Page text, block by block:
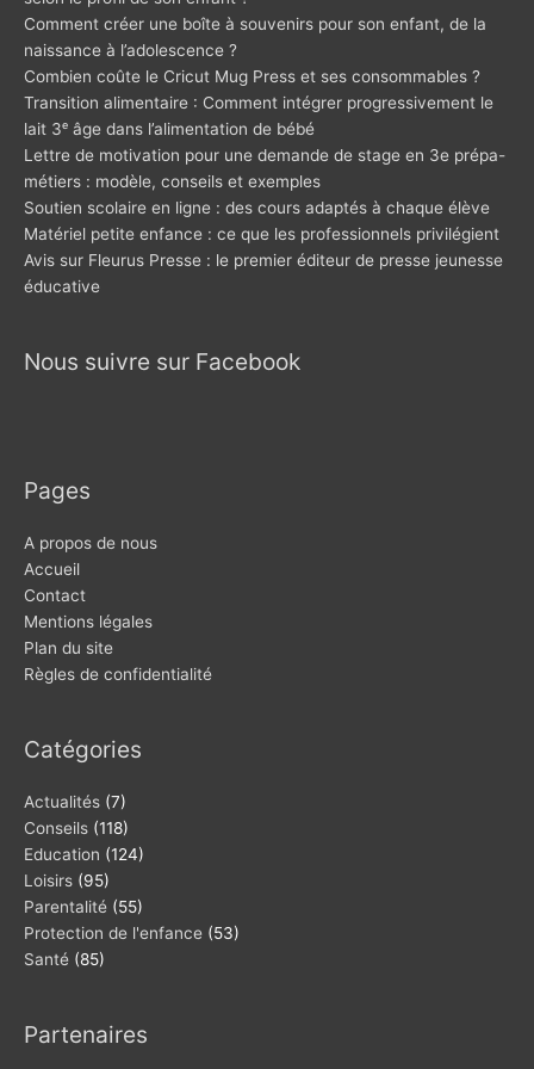
Comment créer une boîte à souvenirs pour son enfant, de la
naissance à l’adolescence ?
Combien coûte le Cricut Mug Press et ses consommables ?
Transition alimentaire : Comment intégrer progressivement le
lait 3ᵉ âge dans l’alimentation de bébé
Lettre de motivation pour une demande de stage en 3e prépa-
métiers : modèle, conseils et exemples
Soutien scolaire en ligne : des cours adaptés à chaque élève
Matériel petite enfance : ce que les professionnels privilégient
Avis sur Fleurus Presse : le premier éditeur de presse jeunesse
éducative
Nous suivre sur Facebook
Pages
A propos de nous
Accueil
Contact
Mentions légales
Plan du site
Règles de confidentialité
Catégories
Actualités (7)
Conseils (118)
Education (124)
Loisirs (95)
Parentalité (55)
Protection de l'enfance (53)
Santé (85)
Partenaires